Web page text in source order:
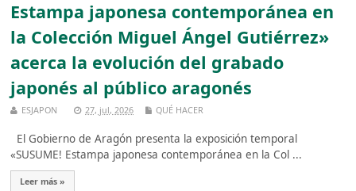
Estampa japonesa contemporánea en
la Colección Miguel Ángel Gutiérrez»
acerca la evolución del grabado
japonés al público aragonés
ESJAPON 27, jul, 2026 QUÉ HACER
El Gobierno de Aragón presenta la exposición temporal
«SUSUME! Estampa japonesa contemporánea en la Col ...
Leer más »